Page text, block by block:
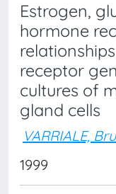
Estrogen,
hormone
receptor
cultures of
gland cells
VARRIALE,
1999